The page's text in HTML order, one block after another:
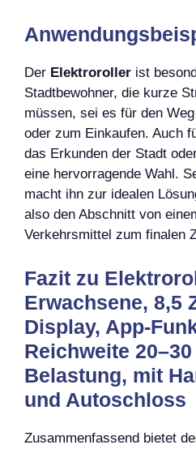
Der Elektroroller ist
Stadtbewohner, die kurze
müssen, sei es für den
oder zum Einkaufen. Auch
das Erkunden der Stadt
eine hervorragende Wahl.
macht ihn zur idealen
also den Abschnitt von
Verkehrsmittel zum finalen
Fazit zu
Erwachsene, 8,5
Display, App-
Reichweite
Belastung, mit
und Autoschloss
Zusammenfassend bietet